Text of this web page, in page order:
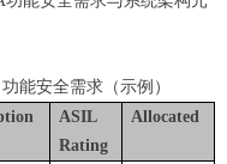
功能安全需求（示例）
ASIL
Rating
Allocated